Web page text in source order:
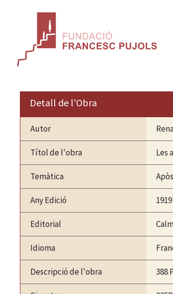
Detall de l'Obra
Autor
Títol de l'obra Les
Temàtica
Any Edició
Editorial
Idioma
Descripció de l'obra 388